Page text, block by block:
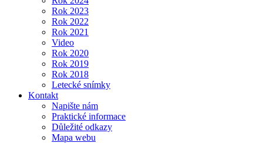
Rok 2023
Rok 2022
Rok 2021
Video
Rok 2020
Rok 2019
Rok 2018
Letecké snímky
Kontakt
Napište nám
Praktické informace
Důležité odkazy
Mapa webu